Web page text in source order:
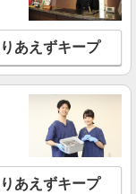
細を見る
事業部/三島オフィ
タッフ
払いOK（規定あ
による
あえずキープ
あえずキープ